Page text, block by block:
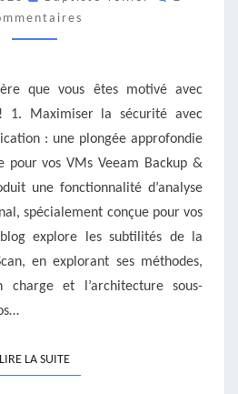
L’INLINE
MALWARE
que vous êtes motivé avec
1. Maximiser la sécurité avec
: une plongée approfondie
pour vos VMs Veeam Backup &
une fonctionnalité d’analyse
spécialement conçue pour vos
explore les subtilités de la
en explorant ses méthodes,
charge et l’architecture sous-
LIRE LA SUITELIRE LA SUITE